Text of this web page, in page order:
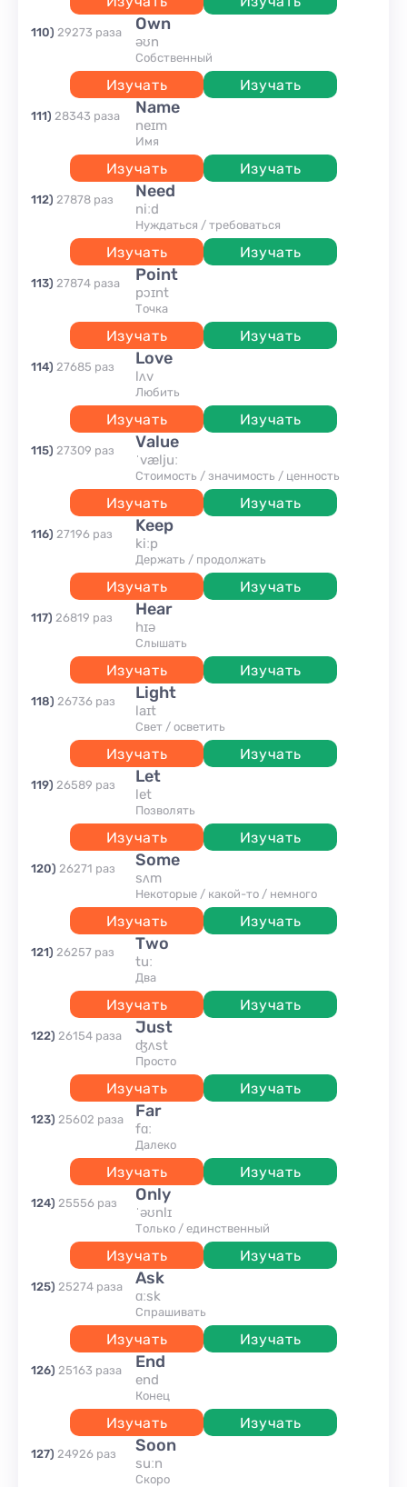
110) 29273 раза own
əʊn
собственный
Изучать Изучать
111) 28343 раза name
neɪm
имя
Изучать Изучать
112) 27878 раз need
niːd
нуждаться / требоваться
Изучать Изучать
113) 27874 раза point
pɔɪnt
точка
Изучать Изучать
114) 27685 раз love
lʌv
любить
Изучать Изучать
115) 27309 раз value
ˈvæljuː
стоимость / значимость / ценность
Изучать Изучать
116) 27196 раз keep
kiːp
держать / продолжать
Изучать Изучать
117) 26819 раз hear
hɪə
слышать
Изучать Изучать
118) 26736 раз light
laɪt
свет / осветить
Изучать Изучать
119) 26589 раз let
let
позволять
Изучать Изучать
120) 26271 раз some
sʌm
некоторые / какой-то / немного
Изучать Изучать
121) 26257 раз two
tuː
два
Изучать Изучать
122) 26154 раза just
ʤʌst
просто
Изучать Изучать
123) 25602 раза far
fɑː
далеко
Изучать Изучать
124) 25556 раз only
ˈəʊnlɪ
только / единственный
Изучать Изучать
125) 25274 раза ask
ɑːsk
спрашивать
Изучать Изучать
126) 25163 раза end
end
конец
Изучать Изучать
127) 24926 раз soon
suːn
скоро